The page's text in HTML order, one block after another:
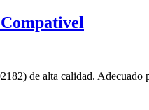
de alta calidad.